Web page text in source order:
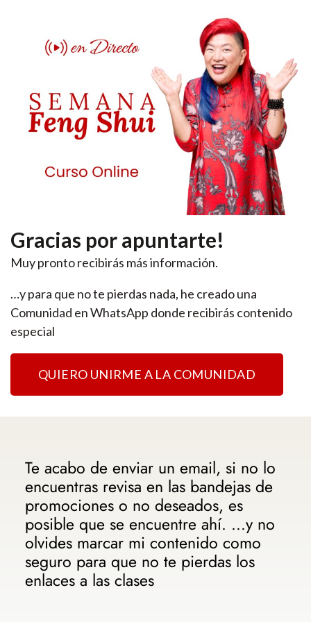
Gracias por apuntarte!
Muy pronto recibirás más información.
…y para que no te pierdas nada, he creado una
Comunidad en WhatsApp donde recibirás contenido
especial
QUIERO UNIRME A LA COMUNIDAD
Te acabo de enviar un email, si no lo
encuentras revisa en las bandejas de
promociones o no deseados, es
posible que se encuentre ahí. …y no
olvides marcar mi contenido como
seguro para que no te pierdas los
enlaces a las clases